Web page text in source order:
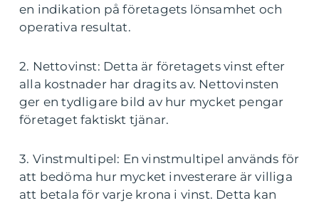
en indikation på företagets lönsamhet och
operativa resultat.
2. Nettovinst: Detta är företagets vinst efter
alla kostnader har dragits av. Nettovinsten
ger en tydligare bild av hur mycket pengar
företaget faktiskt tjänar.
3. Vinstmultipel: En vinstmultipel används för
att bedöma hur mycket investerare är villiga
att betala för varje krona i vinst. Detta kan